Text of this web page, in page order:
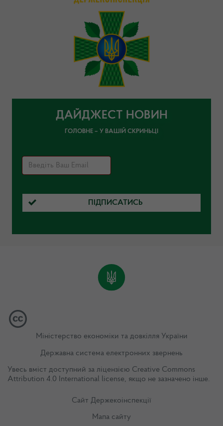
ДАЙДЖЕСТ НОВИН
ГОЛОВНЕ – У ВАШІЙ СКРИНЬЦІ
ПІДПИСАТИСЬ
Міністерство економіки та довкілля України
Державна система електронних звернень
Увесь вміст доступний за ліцензією Creative Commons
Attribution 4.0 International license, якщо не зазначено інше.
Сайт Держекоінспекції
Мапа сайту